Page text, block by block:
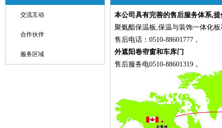
交流互动
合作伙伴
服务区域
本公司具有完善的售后服务体系,
聚氨酯保温板,保温与装饰一体化
售后电话：0510-88601777，
外遮阳卷帘窗和车库门
售后服务电0510-88601319，